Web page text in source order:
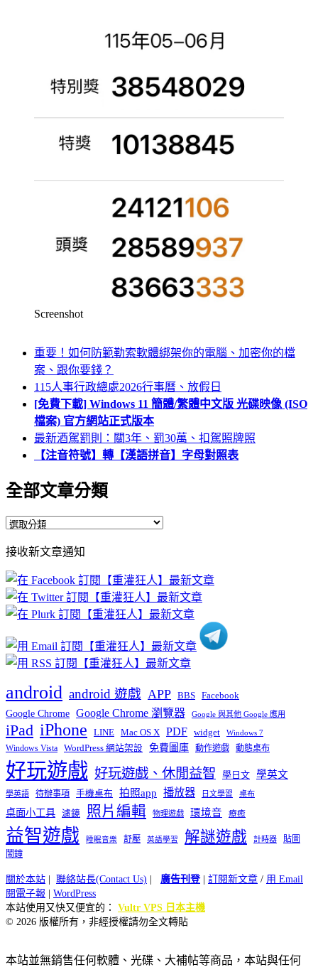
Screenshot
重要！如何防範勒索軟體綁架你的電腦、加密你的檔
案、跟你要錢？
115人事行政總處2026行事曆、放假日
[免費下載] Windows 11 簡體/繁體中文版 光碟映像 (ISO
檔案) 官方網站正式版本
最新酒駕罰則：關3年、罰30萬、扣駕照牌照
【注音符號】轉【漢語拼音】字母對照表
全部文章分類
全
文
章
分
類
接收新文章通知
android android 遊戲 APP BBS Facebook
Google Chrome Google Chrome 瀏覽器 Google 與其他 Google 應用
iPad iPhone LINE Mac OS X PDF widget Windows 7
Windows Vista WordPress 網站架設 免費圖庫 動作遊戲 動態桌布
好玩遊戲 好玩遊戲、休閒益智 學日文 學英文
學英語 待辦事項 手機桌布 拍照app 播放器 日文學習 桌布
桌面小工具 濾鏡 照片編輯 物理遊戲 環境音 療癒
益智遊戲 睡眠音樂 舒壓 英語學習 解謎遊戲 計時器
貼圖
鬧鐘
關於本站 聯絡站長(Contact Us) 廣告刊登| 訂閱新文章 / 用 Email
閱電子報
WordPress
本站使用又快又便宜的： Vultr VPS 日本主機
© 2026 版權所有，非經授權請勿全文轉貼
本站並無銷售任何軟體、光碟、大補帖等商品，本站與任何